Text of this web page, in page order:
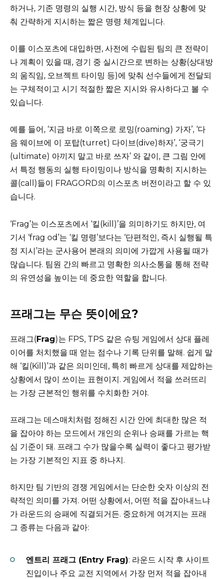
하거나, 기존 명령의 실행 시간, 방식 등을 현장 상황에 맞
춰 간략하게 지시하는 짧은 명령 체계입니다.
이를 이스포츠에 대입하면, 사전에 수립된 팀의 큰 전략이
나 계획이 있을 때, 경기 중 실시간으로 변하는 상황(상대방
의 움직임, 오브젝트 타이밍 등)에 맞춰 선수들에게 전달되
는 구체적이고 시기 적절한 짧은 지시와 유사하다고 볼 수
있습니다.
예를 들어, ‘지금 바로 이쪽으로 로밍(roaming) 가자’, ‘다
음 웨이브에 이 포탑(turret) 다이브(dive)하자’, ‘궁극기
(ultimate) 아끼지 말고 바로 쓰자’ 와 같이, 큰 그림 안에
서 특정 행동의 실행 타이밍이나 방식을 명확히 지시하는
콜(call)들이 FRAGORD의 이스포츠 버전이라고 할 수 있
습니다.
‘Frag’는 이스포츠에서 ‘킬(kill)’을 의미하기도 하지만, 여
기서 ‘frag od’는 ‘킬 명령’보다는 ‘단편적인, 즉시 실행될 특
정 지시’라는 군사용어 본래의 의미에 가깝게 사용될 때가
많습니다. 팀원 간의 빠르고 명확한 의사소통을 통해 전략
의 유연성을 높이는 데 중요한 역할을 합니다.
프래그는 무슨 뜻이에요?
프래그(Frag)는 FPS, TPS 같은 슈팅 게임에서 상대 플레
이어를 처치했을 때 얻는 점수나 기록 단위를 말해. 쉽게 말
해 ‘킬(Kill)’과 같은 의미인데, 특히 빠르게 상대를 제압하는
상황에서 많이 쓰이는 표현이지. 게임에서 적을 쓰러뜨리
는 가장 근본적인 행위를 수치화한 거야.
프래그는 데스매치처럼 정해진 시간 안에 최대한 많은 적
을 잡아야 하는 모드에서 개인의 순위나 승패를 가르는 핵
심 기준이 돼. 프래그 수가 많을수록 실력이 좋다고 평가받
는 가장 기본적인 지표 중 하나지.
하지만 팀 기반의 경쟁 게임에서는 단순한 숫자 이상의 전
략적인 의미를 가져. 어떤 상황에서, 어떤 적을 잡아내느냐
가 라운드의 승패에 직결되거든. 중요하게 여겨지는 프래
그 종류는 다음과 같아:
엔트리 프래그 (Entry Frag): 라운드 시작 후 사이트
진입이나 주요 교전 지역에서 가장 먼저 적을 잡아내